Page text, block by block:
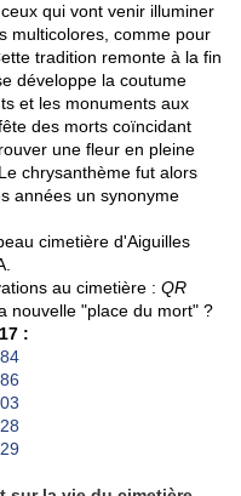
qui vont venir illuminer
multicolores, comme pour
tradition remonte à la fin
développe la coutume
et les monuments aux
des morts coïncidant
une fleur en pleine
chrysanthème fut alors
années un synonyme
cimetière d'Aiguilles
au cimetière : QR
nouvelle "place du mort" ?
: